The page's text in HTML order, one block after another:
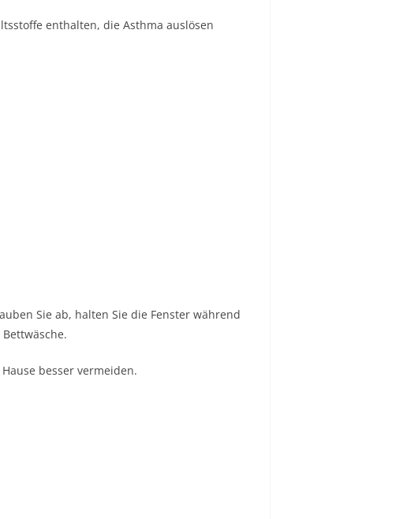
enthalten, die Asthma auslösen
Sie ab, halten Sie die Fenster während
besser vermeiden.